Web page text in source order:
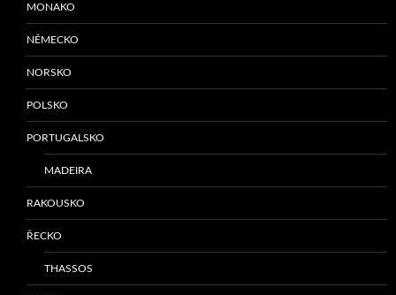
MONAKO
NĚMECKO
NORSKO
POLSKO
PORTUGALSKO
MADEIRA
RAKOUSKO
ŘECKO
THASSOS